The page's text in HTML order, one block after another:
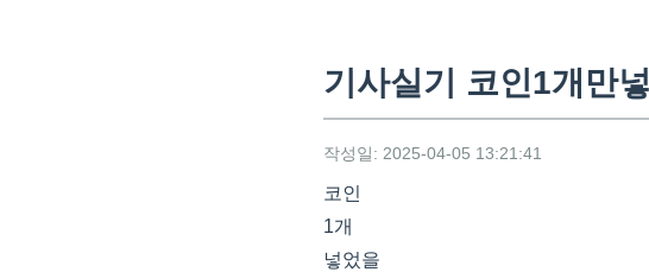
기사실기 코인1개만
작성일: 2025-04-05 13:21:41
코인
1개
넣었을